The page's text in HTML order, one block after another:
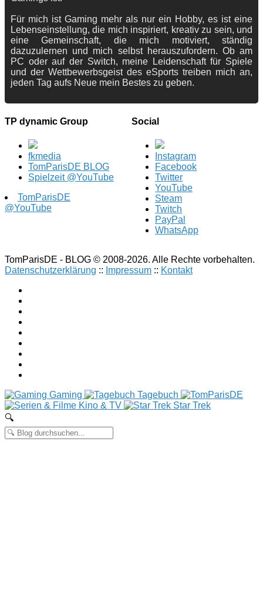
Für mich ist Gaming mehr als nur ein Hobby, es ist eine
Lebenseinstellung, die mich inspiriert, kreativ zu sein, und
eine Gemeinschaft, die mich motiviert, ständig
dazuzulernen und mich selbst herauszufordern. Ob am
PC oder auf der Switch, meine Leidenschaft für Spiele
und der Wettbewerbsgeist des eSports treiben mich an,
jeden Tag aufs Neue mein Bestes zu geben.
TP dynamic Group
fkmedia
TomParisDE BLOG
Spielzeit @YouTube
TomParisDE
@YouTube
Social
Instagram
Facebook
Twitter
YouTube
Steam
Twitch
PayPal
WhatsApp
TomParisDE - BLOG © 2008-2026. Alle Rechte vorbehalten.
Datenschutzerklärung :: Impressum :: Kontakt
Gaming
Tagebuch
Kino & TV
Star Trek
🔍